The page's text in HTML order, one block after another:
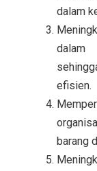
dalam
dalam
efisien.
barang